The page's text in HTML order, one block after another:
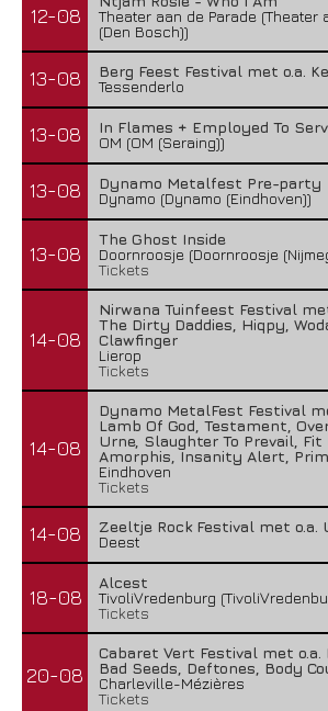
12-08
Theater aan de Parade (Theater
(Den Bosch))
13-08
Berg Feest Festival met o.a.
Tessenderlo
13-08
In Flames + Employed To
OM (OM (Seraing))
13-08
Dynamo Metalfest Pre-party
Dynamo (Dynamo (Eindhoven))
13-08
The Ghost Inside
Doornroosje (Doornroosje
Tickets
14-08
Nirwana Tuinfeest Festival
The Dirty Daddies, Hiqpy,
Clawfinger
Lierop
Tickets
14-08
Dynamo MetalFest Festival
Lamb Of God, Testament,
Urne, Slaughter To Prevail, Fit
Amorphis, Insanity Alert,
Eindhoven
Tickets
14-08
Zeeltje Rock Festival met o.a.
Deest
18-08
Alcest
TivoliVredenburg
Tickets
20-08
Cabaret Vert Festival met o.a.
Bad Seeds, Deftones, Body
Charleville-Mézières
Tickets